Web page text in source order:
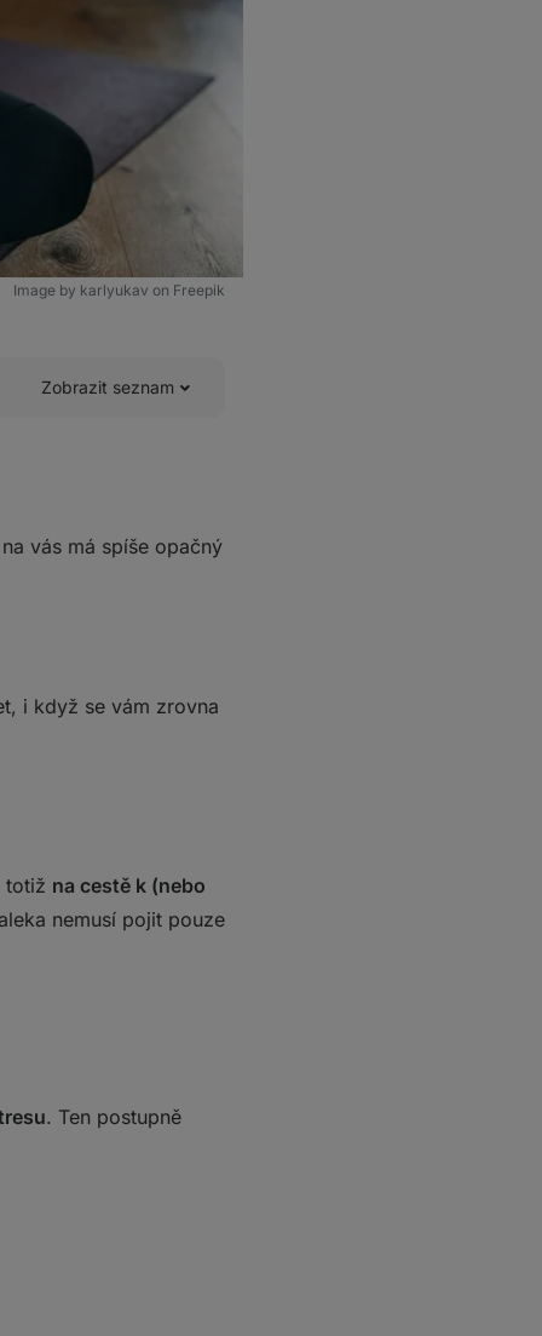
Image by karlyukav on Freepik
Zobrazit seznam
vás má spíše opačný
i když se vám zrovna
totiž na cestě k (nebo
nemusí pojit pouze
. Ten postupně